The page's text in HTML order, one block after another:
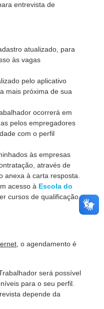
entrevista de
atualizado, para
às vagas
pelo aplicativo
mais próxima de sua
ocorrerá em
pelos empregadores
com o perfil
às empresas
através de
anexa à carta resposta.
acesso à Escola do
cursos de qualificação
, o agendamento é
será possível
para o seu perfil.
depende da